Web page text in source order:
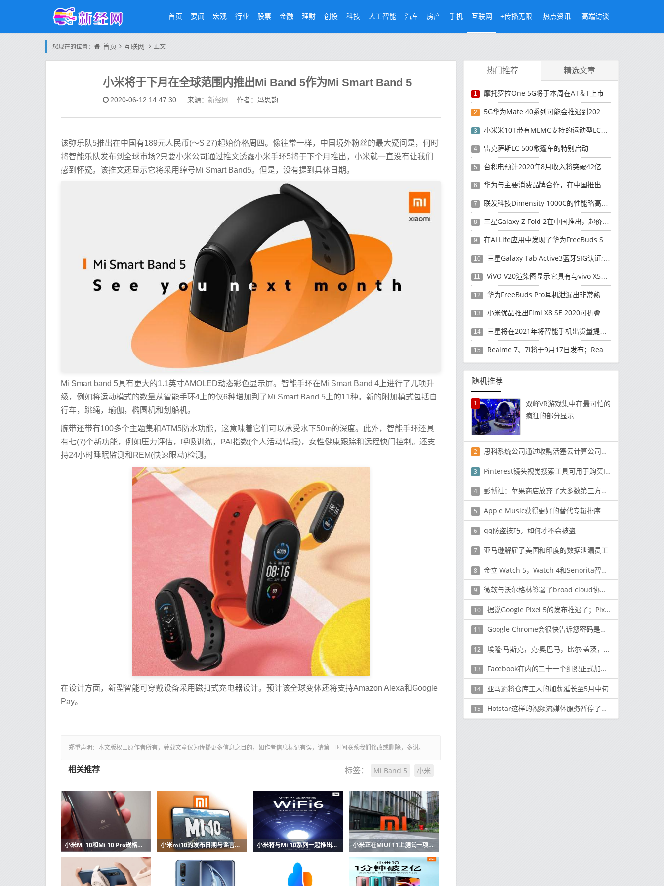
首页 要闻 宏观 行业 股票 金融 理财 创投 科技 人工智能 汽车 房产 手机 互联网 +传播无限 -热点资讯 -高端访谈
您现在的位置： 首页 互联网 正文
小米将于下月在全球范围内推出Mi Band 5作为Mi Smart Band 5
2020-06-12 14:47:30 来源： 新经网 作者：冯思韵
该弥乐队5推出在中国有189元人民币(〜$ 27)起始价格周四。像往常一样，中国境外粉丝的最大疑问是，何时
将智能乐队发布到全球市场?只要小米公司通过推文透露小米手环5将于下个月推出，小米就一直没有让我们
感到怀疑。该推文还显示它将采用绰号Mi Smart Band5。但是，没有提到具体日期。
Mi Smart band 5具有更大的1.1英寸AMOLED动态彩色显示屏。智能手环在Mi Smart Band 4上进行了几项升
级，例如将运动模式的数量从智能手环4上的仅6种增加到了Mi Smart Band 5上的11种。新的附加模式包括自
行车，跳绳，瑜伽，椭圆机和划船机。
腕带还带有100多个主题集和ATM5防水功能，这意味着它们可以承受水下50m的深度。此外，智能手环还具
有七(7)个新功能，例如压力评估，呼吸训练，PAI指数(个人活动情报)，女性健康跟踪和远程快门控制。还支
持24小时睡眠监测和REM(快速眼动)检测。
在设计方面，新型智能可穿戴设备采用磁扣式充电器设计。预计该全球变体还将支持Amazon Alexa和Google
Pay。
郑重声明：本文版权归原作者所有，转载文章仅为传播更多信息之目的，如作者信息标记有误，请第一时间联系我们修改或删除，多谢。
标签： Mi Band 5 小米
相关推荐
小米Mi 10和Mi 10 Pro规格和价格在线出现 小米mi10的发布日期与谣言和规格 小米将与Mi 10系列一起推出旗舰Wi-Fi 6路由器 小米正在MIUI 11上测试一项新的安全功能
热门推荐 精选文章
1 摩托罗拉One 5G将于本周在AT＆T上市
2 5G华为Mate 40系列可能会推迟到2021年
3 小米米10T带有MEMC支持的运动型LCD屏幕
4 雷克萨斯LC 500敞篷车的特别启动
5 台积电预计2020年8月收入将突破42亿美元，创历史新高
6 华为与主要消费品牌合作，在中国推出采用HarmonyOS 2.0的智能家居产品
7 联发科技Dimensity 1000C的性能略高于Snapdragon 765G
8 三星Galaxy Z Fold 2在中国推出，起价为16,999元
9 在AI Life应用中发现了华为FreeBuds Studio耳机
10 三星Galaxy Tab Active3蓝牙SIG认证; 发布可能快要结束了
11 ViVO V20渲染图显示它具有与vivo X50 Pro类似的后部设计
12 华为FreeBuds Pro耳机泄漏出非常熟悉的设计
13 小米优品推出Fimi X8 SE 2020可折叠无人机
14 三星将在2021年将智能手机出货量提高至3亿部
15 Realme 7、7i将于9月17日发布；Realme 7i的完整规格并导致泄漏
随机推荐
1
双峰VR游戏集中在最可怕的
疯狂的部分显示
2 思科系统公司通过收购活塞云计算公司来加强其Intercloud的工作
3 Pinterest镜头视觉搜索工具可用于购买IRL物品
4 彭博社：苹果商店放弃了大多数第三方耳机和扬声器
5 Apple Music获得更好的替代专辑排序
6 qq防盗技巧，如何才不会被盗
7 亚马逊解雇了美国和印度的数据泄漏员工
8 金立 Watch 5，Watch 4和Senorita智能手表在印度推出
9 微软与沃尔格林签署了broad cloud协议为新的医疗服务提供动力
10 据说Google Pixel 5的发布推迟了；Pixel 4a将于8月开始发售
11 Google Chrome会很快告诉您密码是否在线泄漏
12 埃隆·马斯克，克·奥巴马，比尔·盖茨，以及受最近历史上最大的Twitter Hack影响的其他人
13 Facebook在内的二十一个组织正式加入了负责监管加密货币的天秤座协会
14 亚马逊将仓库工人的加薪延长至5月中旬
15 Hotstar这样的视频流媒体服务暂停了移动网络上的高清流媒体